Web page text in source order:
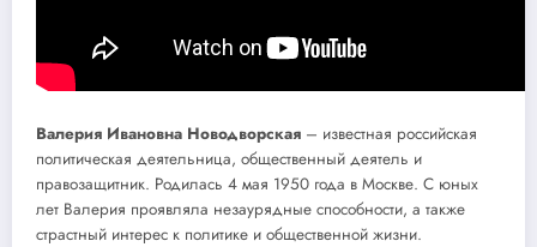
Валерия Ивановна Новодворская – известная российская
политическая деятельница, общественный деятель и
правозащитник. Родилась 4 мая 1950 года в Москве. С юных
лет Валерия проявляла незаурядные способности, а также
страстный интерес к политике и общественной жизни.